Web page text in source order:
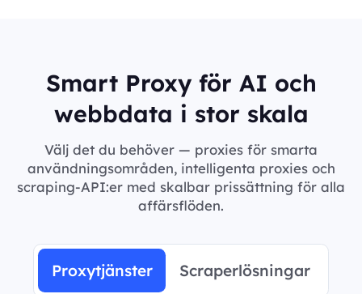
Smart Proxy för AI och
webbdata i stor skala
Välj det du behöver — proxies för smarta
användningsområden, intelligenta proxies och
scraping-API:er med skalbar prissättning för alla
affärsflöden.
Proxytjänster Scraperlösningar